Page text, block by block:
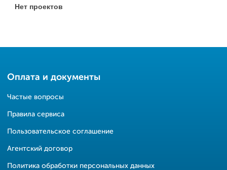
Нет проектов
Оплата и документы
Частые вопросы
Правила сервиса
Пользовательское соглашение
Агентский договор
Политика обработки персональных данных